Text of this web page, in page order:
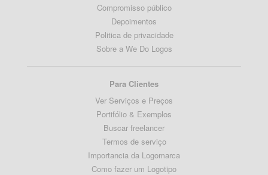
Compromisso público
Depoimentos
Politica de privacidade
Sobre a We Do Logos
Para Clientes
Ver Serviços e Preços
Portifólio & Exemplos
Buscar freelancer
Termos de serviço
Importancia da Logomarca
Como fazer um Logotipo